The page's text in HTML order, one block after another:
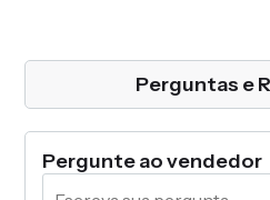
Perguntas e
Pergunte ao vendedor